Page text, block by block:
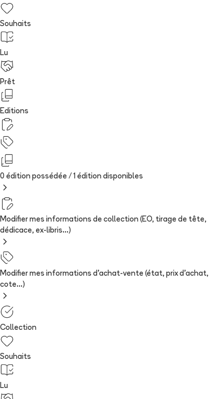
Souhaits
Lu
Prêt
Editions
0 édition possédée / 1 édition disponibles
Modifier mes informations de collection (EO, tirage de tête,
dédicace, ex-libris...)
Modifier mes informations d'achat-vente (état, prix d'achat,
cote...)
Collection
Souhaits
Lu